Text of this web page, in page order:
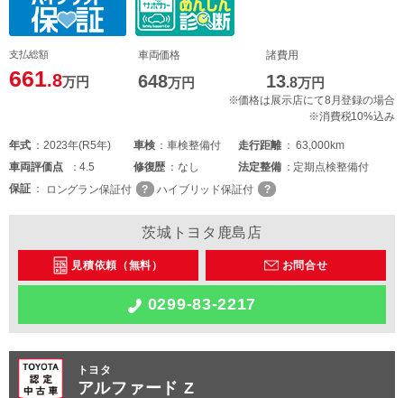
支払総額
661.8万円
車両価格
648万円
諸費用
13.8万円
※価格は展示店にて8月登録の場合
※消費税10%込み
年式 2023年(R5年) 車検 車検整備付 走行距離
63,000km
車両評価点 4.5 修復歴 なし 法定整備
定期点検整備付
保証
ロングラン保証付 ハイブリッド保証付
茨城トヨタ鹿島店
見積依頼（無料） お問合せ
0299-83-2217
トヨタ
アルファード Z